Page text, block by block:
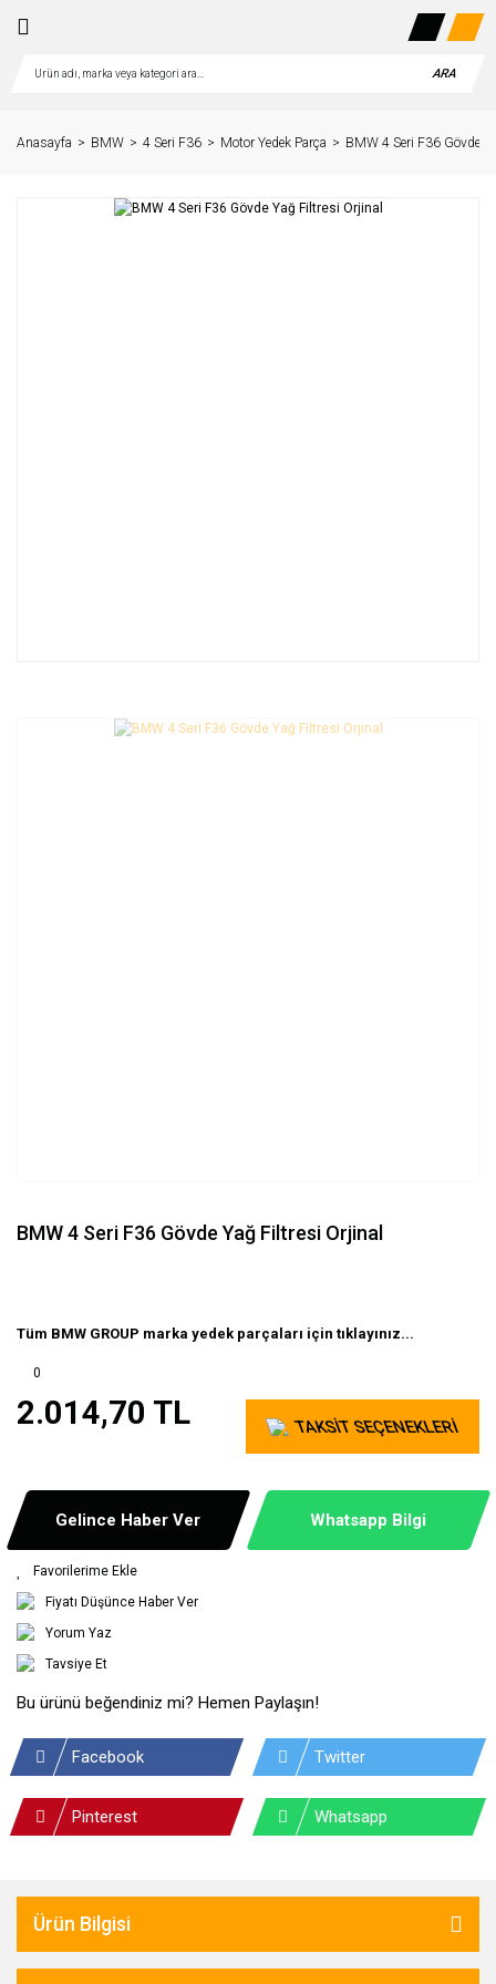
ARA
Anasayfa BMW 4 Seri F36 Motor Yedek Parça BMW 4 Seri F36 Gövde
BMW 4 Seri F36 Gövde Yağ Filtresi Orjinal
Tüm BMW GROUP marka yedek parçaları için tıklayınız...
0
2.014,70 TL TAKSİT SEÇENEKLERİ
Gelince Haber Ver Whatsapp Bilgi
Fiyatı Düşünce Haber Ver
Yorum Yaz
Tavsiye Et
Bu ürünü beğendiniz mi? Hemen Paylaşın!
Facebook Twitter
Pinterest Whatsapp
Ürün Bilgisi